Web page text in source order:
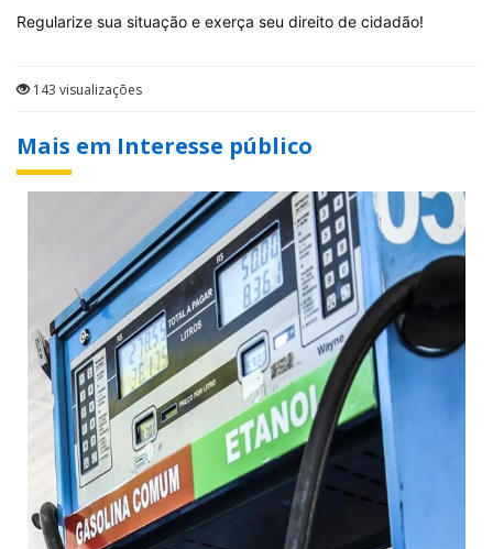
Regularize sua situação e exerça seu direito de cidadão!
143 visualizações
Mais em Interesse público